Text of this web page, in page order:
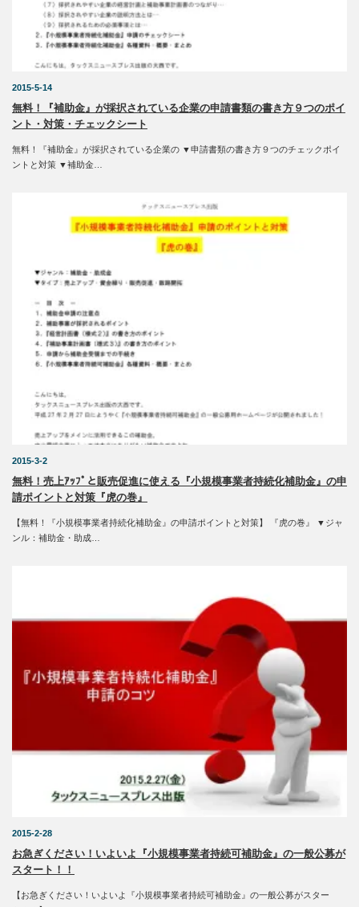
2015-5-14
無料！『補助金』が採択されている企業の申請書類の書き方９つのポイ
ント・対策・チェックシート
無料！『補助金』が採択されている企業の ▼申請書類の書き方９つのチェックポイ
ントと対策 ▼補助金…
2015-3-2
無料！売上ｱｯﾌﾟと販売促進に使える『小規模事業者持続化補助金』の申
請ポイントと対策『虎の巻』
【無料！『小規模事業者持続化補助金』の申請ポイントと対策】 『虎の巻』 ▼ジャ
ンル：補助金・助成…
2015-2-28
お急ぎください！いよいよ『小規模事業者持続可補助金』の一般公募が
スタート！！
【お急ぎください！いよいよ『小規模事業者持続可補助金』の一般公募がスター